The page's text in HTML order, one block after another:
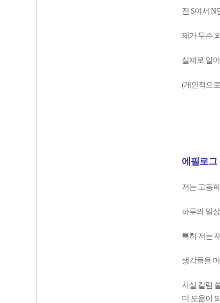
전 S여서 N
제가 무슨
실제로 일
(개인적으
에필로그
저는 고등
하루의 일
특히 저는
생각들을
사실 칼럼
더 도움이